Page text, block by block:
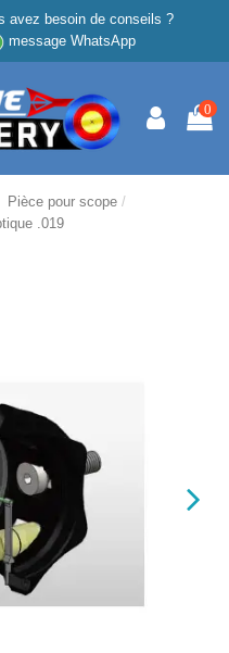
avez besoin de conseils ?
message WhatsApp
0
Pièce pour scope
.019